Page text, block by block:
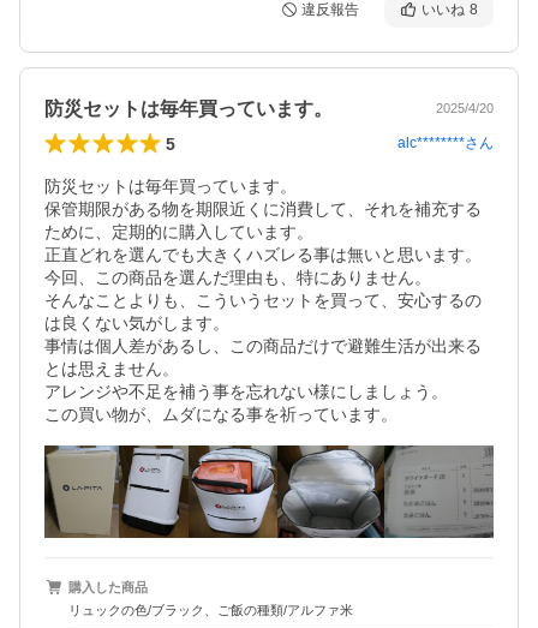
違反報告 いいね 8
防災セットは毎年買っています。 2025/4/20
5 alc********さん
防災セットは毎年買っています。
保管期限がある物を期限近くに消費して、それを補充する
ために、定期的に購入しています。
正直どれを選んでも大きくハズレる事は無いと思います。
今回、この商品を選んだ理由も、特にありません。
そんなことよりも、こういうセットを買って、安心するの
は良くない気がします。
事情は個人差があるし、この商品だけで避難生活が出来る
とは思えません。
アレンジや不足を補う事を忘れない様にしましょう。
この買い物が、ムダになる事を祈っています。
購入した商品
リュックの色/ブラック、ご飯の種類/アルファ米